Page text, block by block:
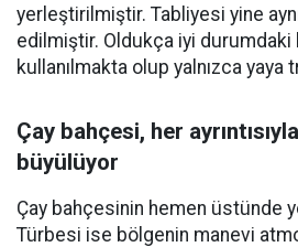
yerleştirilmiştir. Tabliyesi yine
edilmiştir. Oldukça iyi durumdaki
kullanılmakta olup yalnızca yaya
Çay bahçesi, her
büyülüyor
Çay bahçesinin hemen üstünde
Türbesi ise bölgenin manevi